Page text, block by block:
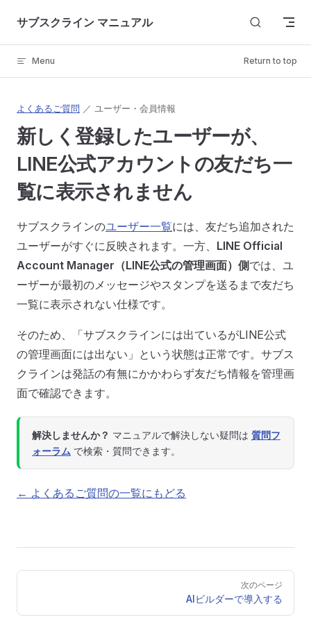
Skip to content
サブスクライン マニュアル
Menu Return to top
よくあるご質問 ／ ユーザー・会員情報
新しく登録したユーザーが、
LINE公式アカウントの友だち一
覧に表示されません
サブスクラインのユーザー一覧には、友だち追加された
ユーザーがすぐに反映されます。一方、 LINE Official
Account Manager（LINE公式の管理画面）側 では、ユ
ーザーが最初のメッセージやスタンプを送るまで友だち
一覧に表示されない仕様です。
そのため、「サブスクラインには出ているがLINE公式
の管理画面には出ない」という状態は正常です。サブス
クラインは発話の有無にかかわらず友だち情報を管理画
面で確認できます。
解決しませんか？ マニュアルで解決しない疑問は 質問フ
ォーラム で検索・質問できます。
← よくあるご質問の一覧にもどる
Pager
次のページ
AIビルダーで導入する